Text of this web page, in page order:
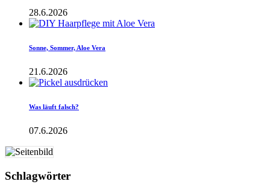
28.6.2026
Sonne, Sommer, Aloe Vera
21.6.2026
Was läuft falsch?
07.6.2026
Schlagwörter